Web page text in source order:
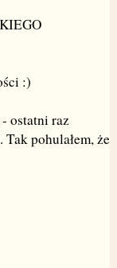
:)
ostatni raz
pohulałem, że